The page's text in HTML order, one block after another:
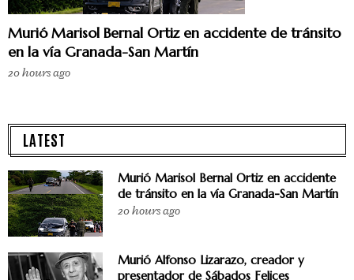
Murió Marisol Bernal Ortiz en accidente de tránsito
en la vía Granada-San Martín
20 hours ago
LATEST
Murió Marisol Bernal Ortiz en accidente
de tránsito en la vía Granada-San Martín
20 hours ago
Murió Alfonso Lizarazo, creador y
presentador de Sábados Felices